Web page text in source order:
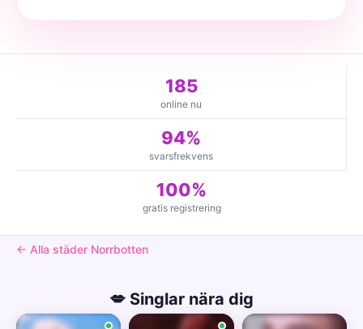
185
online nu
94%
svarsfrekvens
100%
gratis registrering
← Alla städer Norrbotten
💋 Singlar nära dig